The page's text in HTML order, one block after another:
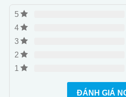
5
4
3
2
1
ĐÁNH GIÁ